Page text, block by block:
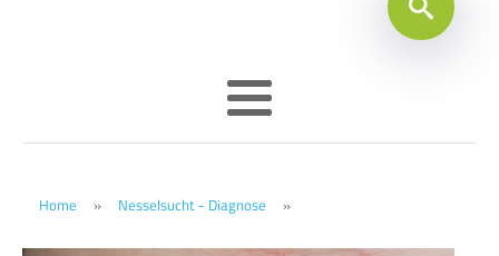
Home » Nesselsucht - Diagnose »